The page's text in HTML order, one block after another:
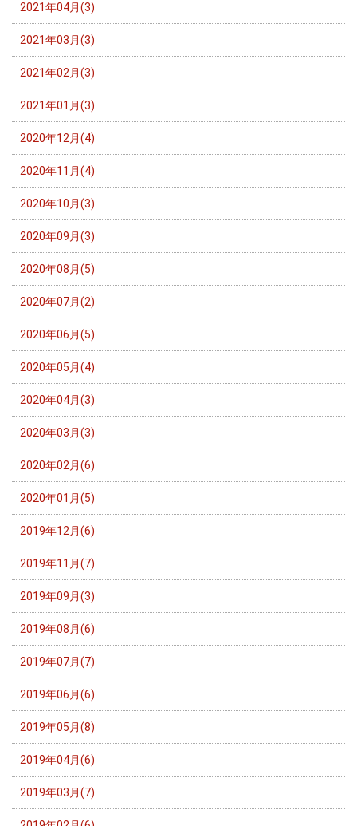
2021年04月(3)
2021年03月(3)
2021年02月(3)
2021年01月(3)
2020年12月(4)
2020年11月(4)
2020年10月(3)
2020年09月(3)
2020年08月(5)
2020年07月(2)
2020年06月(5)
2020年05月(4)
2020年04月(3)
2020年03月(3)
2020年02月(6)
2020年01月(5)
2019年12月(6)
2019年11月(7)
2019年09月(3)
2019年08月(6)
2019年07月(7)
2019年06月(6)
2019年05月(8)
2019年04月(6)
2019年03月(7)